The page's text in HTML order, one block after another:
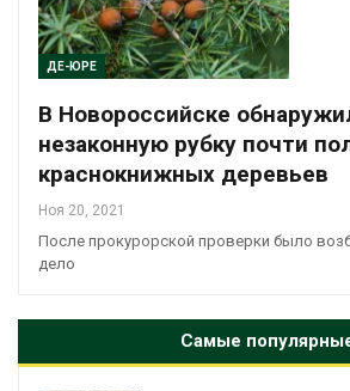
ДЕ-ЮРЕ
В Новороссийске
незаконную рубку почти
краснокнижных деревьев
Ноя 20, 2021
После прокурорской проверки было
дело
Самые